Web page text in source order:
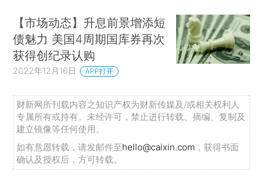
【市场动态】升息前景增添短
债魅力 美国4周期国库券再次
获得创纪录认购
2022年12月16日 APP打开
财新网所刊载内容之知识产权为财新传媒及/或相关权利人
专属所有或持有。未经许可，禁止进行转载、摘编、复制及
建立镜像等任何使用。
如有意愿转载，请发邮件至hello@caixin.com ，获得书面
确认及授权后，方可转载。